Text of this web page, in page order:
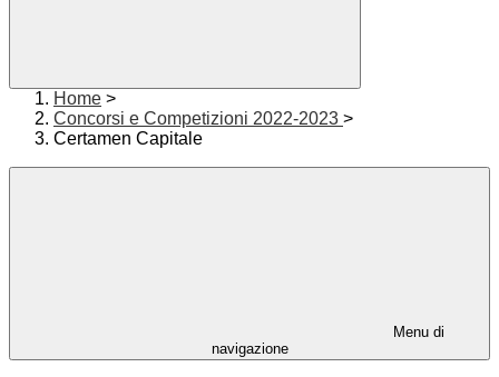
Home >
Concorsi e Competizioni 2022-2023 >
Certamen Capitale
Menu di
navigazione